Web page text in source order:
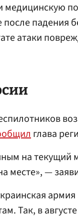
медицинскую
падения
атаки
глава
на текущий
месте», —
Так, в